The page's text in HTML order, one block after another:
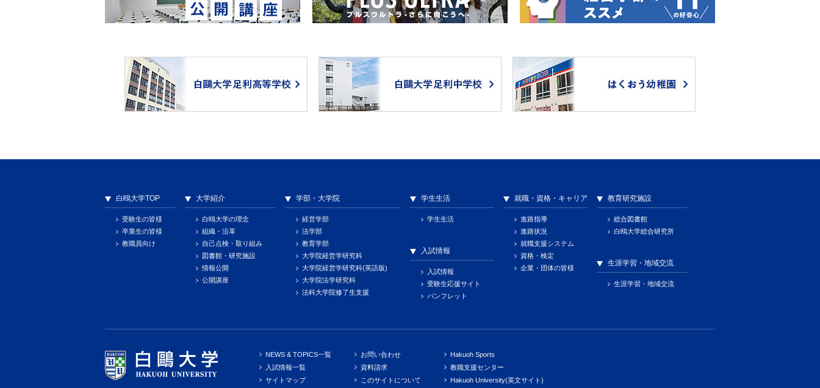
白鴎大学TOP
受験生の皆様
卒業生の皆様
教職員向け
大学紹介
白鴎大学の理念
組織・沿革
自己点検・取り組み
図書館・研究施設
情報公開
公開講座
学部・大学院
経営学部
法学部
教育学部
大学院経営学研究科
大学院経営学研究科(英語版)
大学院法学研究科
法科大学院修了生支援
学生生活
学生生活
入試情報
入試情報
受験生応援サイト
パンフレット
就職・資格・キャリア
進路指導
進路状況
就職支援システム
資格・検定
企業・団体の皆様
教育研究施設
総合図書館
白鴎大学総合研究所
生涯学習・地域交流
生涯学習・地域交流
NEWS & TOPICS一覧
入試情報一覧
サイトマップ
お問い合わせ
資料請求
このサイトについて
Hakuoh Sports
教職支援センター
Hakuoh University(英文サイト)